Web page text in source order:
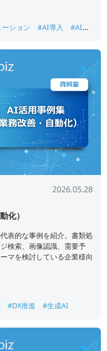
ション #AI導入
#AI画
2026.05.28
化）
表的な事例を紹介。書類処
検索、画像認識、需要予
マを検討している企業様向
#DX推進 #生成AI